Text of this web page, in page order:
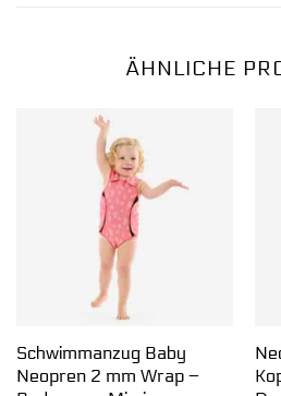
ÄHNLICHE
Schwimmanzug Baby
Neopren 2 mm Wrap –